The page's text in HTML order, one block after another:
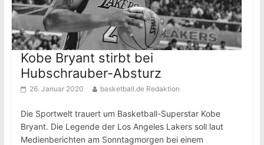
Kobe Bryant stirbt bei
Hubschrauber-Absturz
26. Januar 2020 basketball.de Redaktion
Die Sportwelt trauert um Basketball-Superstar Kobe
Bryant. Die Legende der Los Angeles Lakers soll laut
Medienberichten am Sonntagmorgen bei einem